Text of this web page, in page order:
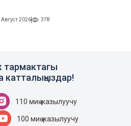
Август 2026 378
тармактагы
катталыңыздар!
110 миң жазылуучу
100 миң жазылуучу